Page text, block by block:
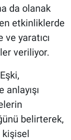
da olanak
etkinliklerde
yaratıcı
veriliyor.
belirterek,
kişisel